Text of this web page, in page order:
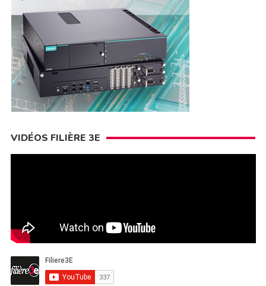
VIDÉOS FILIÈRE 3E